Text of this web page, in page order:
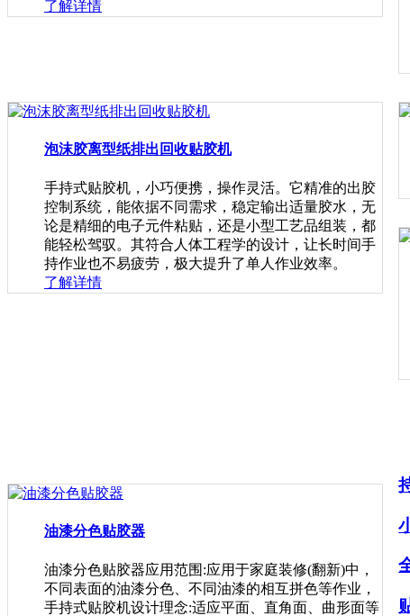
了解详情
泡沫胶离型纸排出回收贴胶机
手持式贴胶机，小巧便携，操作灵活。它精准的出胶
控制系统，能依据不同需求，稳定输出适量胶水，无
论是精细的电子元件粘贴，还是小型工艺品组装，都
能轻松驾驭。其符合人体工程学的设计，让长时间手
持作业也不易疲劳，极大提升了单人作业效率。
了解详情
油漆分色贴胶器
油漆分色贴胶器应用范围:应用于家庭装修(翻新)中，
不同表面的油漆分色、不同油漆的相互拼色等作业，
手持式贴胶机设计理念:适应平面、直角面、曲形面等